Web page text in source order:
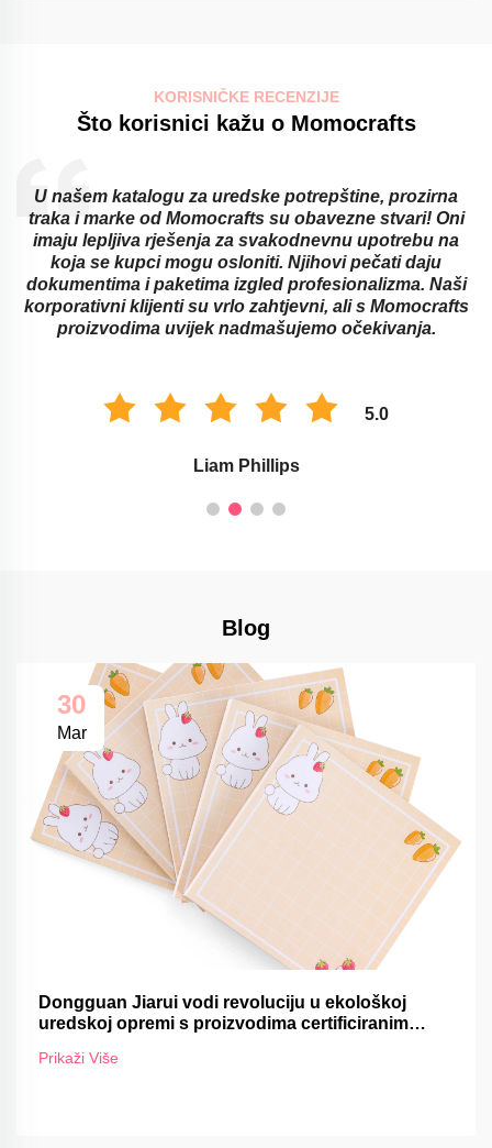
KORISNIČKE RECENZIJE
Što korisnici kažu o Momocrafts
U našem katalogu za uredske potrepštine, prozirna
traka i marke od Momocrafts su obavezne stvari! Oni
imaju lepljiva rješenja za svakodnevnu upotrebu na
koja se kupci mogu osloniti. Njihovi pečati daju
dokumentima i paketima izgled profesionalizma. Naši
korporativni klijenti su vrlo zahtjevni, ali s Momocrafts
proizvodima uvijek nadmašujemo očekivanja.
5.0
Liam Phillips
Blog
30
Mar
Dongguan Jiarui vodi revoluciju u ekološkoj
uredskoj opremi s proizvodima certificiranim
Prikaži Više